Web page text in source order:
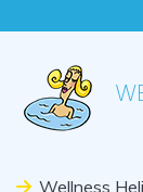
Wellness